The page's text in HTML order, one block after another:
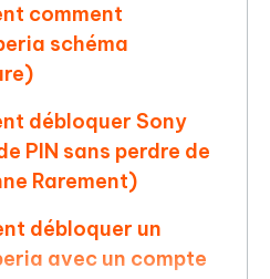
comment
schéma
débloquer Sony
PIN sans perdre de
Rarement)
débloquer un
avec un compte